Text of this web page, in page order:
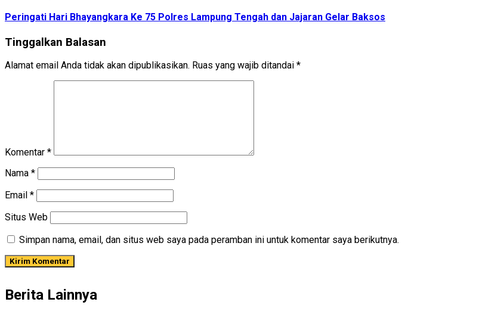
Peringati Hari Bhayangkara Ke 75 Polres Lampung Tengah dan Jajaran Gelar Baksos
Tinggalkan Balasan
Alamat email Anda tidak akan dipublikasikan. Ruas yang wajib ditandai *
Komentar *
Nama *
Email *
Situs Web
Simpan nama, email, dan situs web saya pada peramban ini untuk komentar saya berikutnya.
Berita Lainnya